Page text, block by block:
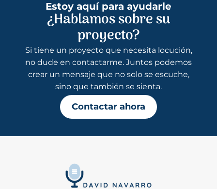
Estoy aquí para ayudarle
¿Hablamos sobre su
proyecto?
Si tiene un proyecto que necesita locución,
no dude en contactarme. Juntos podemos
crear un mensaje que no solo se escuche,
sino que también se sienta.
Contactar ahora